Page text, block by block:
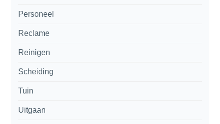
Personeel
Reclame
Reinigen
Scheiding
Tuin
Uitgaan